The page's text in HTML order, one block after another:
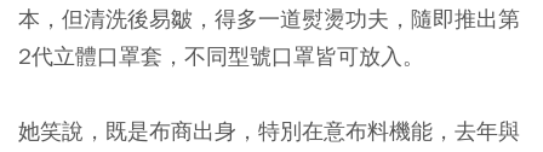
本，但清洗後易皺，得多一道熨燙功夫，隨即推出第
2代立體口罩套，不同型號口罩皆可放入。
她笑說，既是布商出身，特別在意布料機能，去年與